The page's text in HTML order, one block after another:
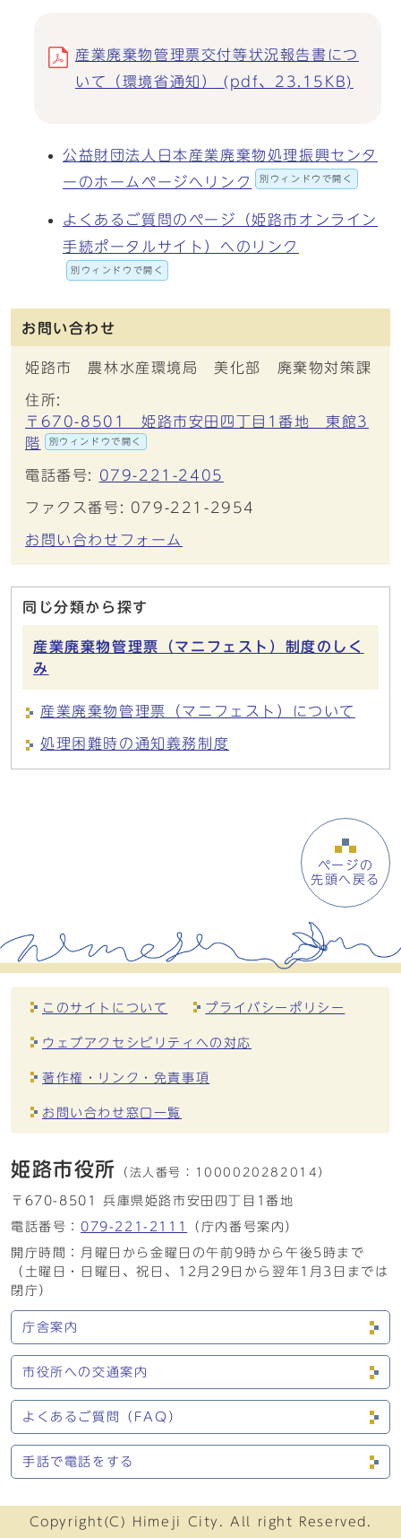
産業廃棄物管理票交付等状況報告書につ
いて（環境省通知） (pdf、23.15KB)
公益財団法人日本産業廃棄物処理振興センタ
ーのホームページへリンク
別ウィンドウで開く
よくあるご質問のページ（姫路市オンライン
手続ポータルサイト）へのリンク
別ウィンドウで開く
お問い合わせ
姫路市 農林水産環境局 美化部 廃棄物対策課
住所:
〒670-8501 姫路市安田四丁目1番地 東館3
階
別ウィンドウで開く
電話番号: 079-221-2405
ファクス番号: 079-221-2954
お問い合わせフォーム
同じ分類から探す
産業廃棄物管理票（マニフェスト）制度のしく
み
産業廃棄物管理票（マニフェスト）について
処理困難時の通知義務制度
ページの
先頭へ戻る
このサイトについて プライバシーポリシー
ウェブアクセシビリティへの対応
著作権・リンク・免責事項
お問い合わせ窓口一覧
姫路市役所 （法人番号： 1000020282014）
〒670-8501 兵庫県姫路市安田四丁目1番地
電話番号： 079-221-2111
（庁内番号案内）
開庁時間：月曜日から金曜日の午前9時から午後5時まで
（土曜日・日曜日、祝日、12月29日から翌年1月3日までは
閉庁）
庁舎案内
市役所への交通案内
よくあるご質問（FAQ）
手話で電話をする
Copyright(C) Himeji City. All right Reserved.